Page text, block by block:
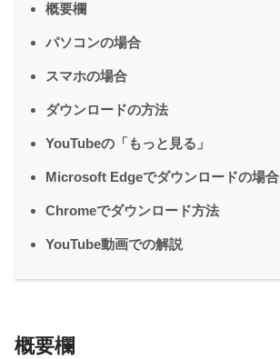
概要欄
パソコンの場合
スマホの場合
ダウンロードの方法
YouTubeの「もっと見る」
Microsoft Edgeでダウンロードの場合
Chromeでダウンロード方法
YouTube動画での解説
概要欄